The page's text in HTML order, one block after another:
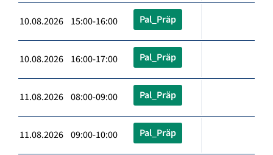
10.08.2026 15:00-16:00 Pal_Präp
10.08.2026 16:00-17:00 Pal_Präp
11.08.2026 08:00-09:00 Pal_Präp
11.08.2026 09:00-10:00 Pal_Präp